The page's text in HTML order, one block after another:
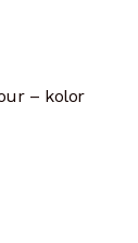
– kolor